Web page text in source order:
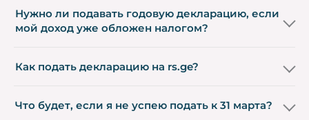
Нужно ли подавать годовую декларацию, если
мой доход уже обложен налогом?
Как подать декларацию на rs.ge?
Что будет, если я не успею подать к 31 марта?